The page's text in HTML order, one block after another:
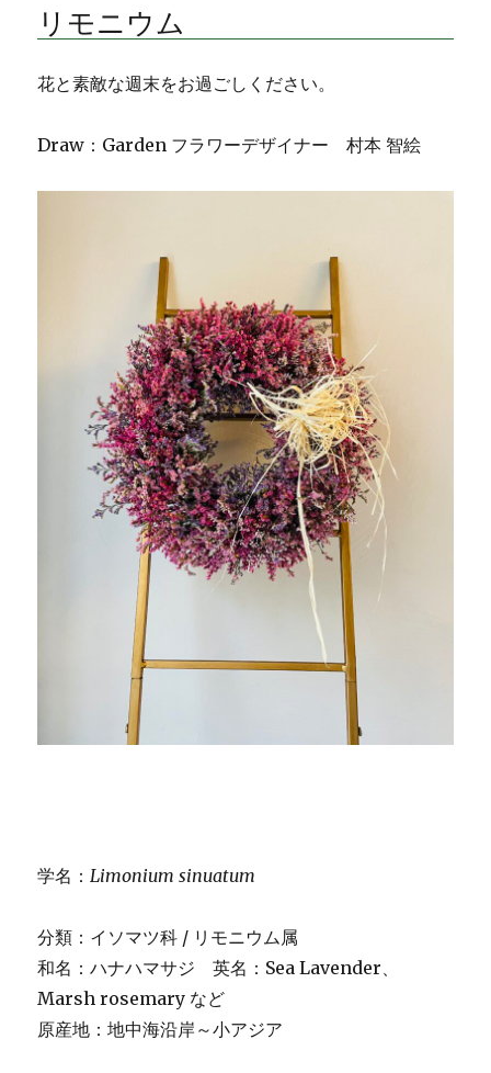
リモニウム
花と素敵な週末をお過ごしください。
Draw：Garden フラワーデザイナー 村本 智絵
学名：Limonium sinuatum
分類：イソマツ科 / リモニウム属
和名：ハナハマサジ 英名：Sea Lavender、
Marsh rosemary など
原産地：地中海沿岸～小アジア